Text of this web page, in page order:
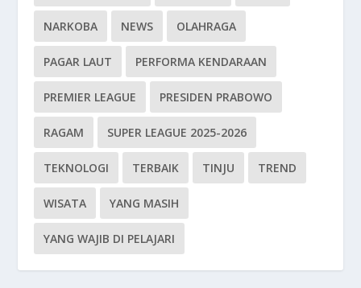
NARKOBA NEWS OLAHRAGA
PAGAR LAUT PERFORMA KENDARAAN
PREMIER LEAGUE PRESIDEN PRABOWO
RAGAM SUPER LEAGUE 2025-2026
TEKNOLOGI TERBAIK TINJU TREND
WISATA YANG MASIH
YANG WAJIB DI PELAJARI